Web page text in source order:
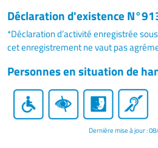
Déclaration d'existence
*Déclaration d’activité enregistrée
cet enregistrement ne vaut pas
Personnes en situation de
Dernière mise à jour :